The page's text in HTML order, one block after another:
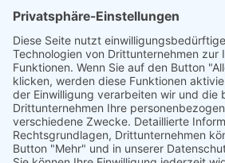
Saarland
Sachsen
Sachsen-Anhalt
Schleswig-Holstein
Thüringen